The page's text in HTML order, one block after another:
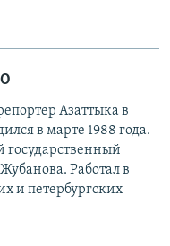
Азаттыка в
в марте 1988 года.
Работал в
и петербургских